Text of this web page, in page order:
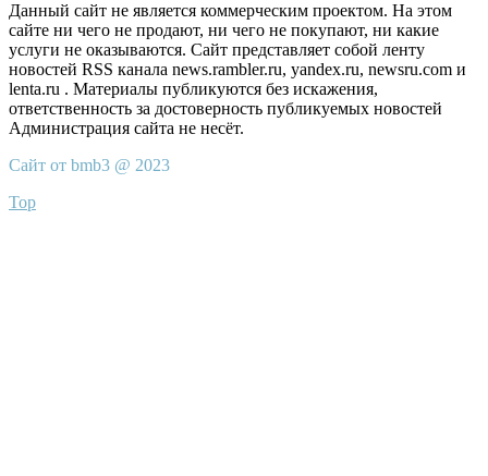
Данный сайт не является коммерческим проектом. На этом
сайте ни чего не продают, ни чего не покупают, ни какие
услуги не оказываются. Сайт представляет собой ленту
новостей RSS канала news.rambler.ru, yandex.ru, newsru.com и
lenta.ru . Материалы публикуются без искажения,
ответственность за достоверность публикуемых новостей
Администрация сайта не несёт.
Сайт от bmb3 @ 2023
Top